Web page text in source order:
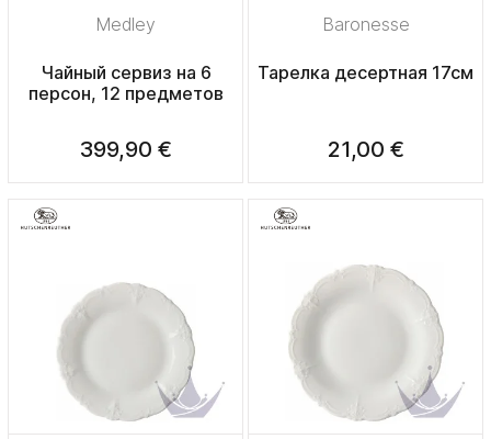
Medley
Чайный сервиз на 6
персон, 12 предметов
399,90 €
Baronesse
Тарелка десертная 17см
21,00 €